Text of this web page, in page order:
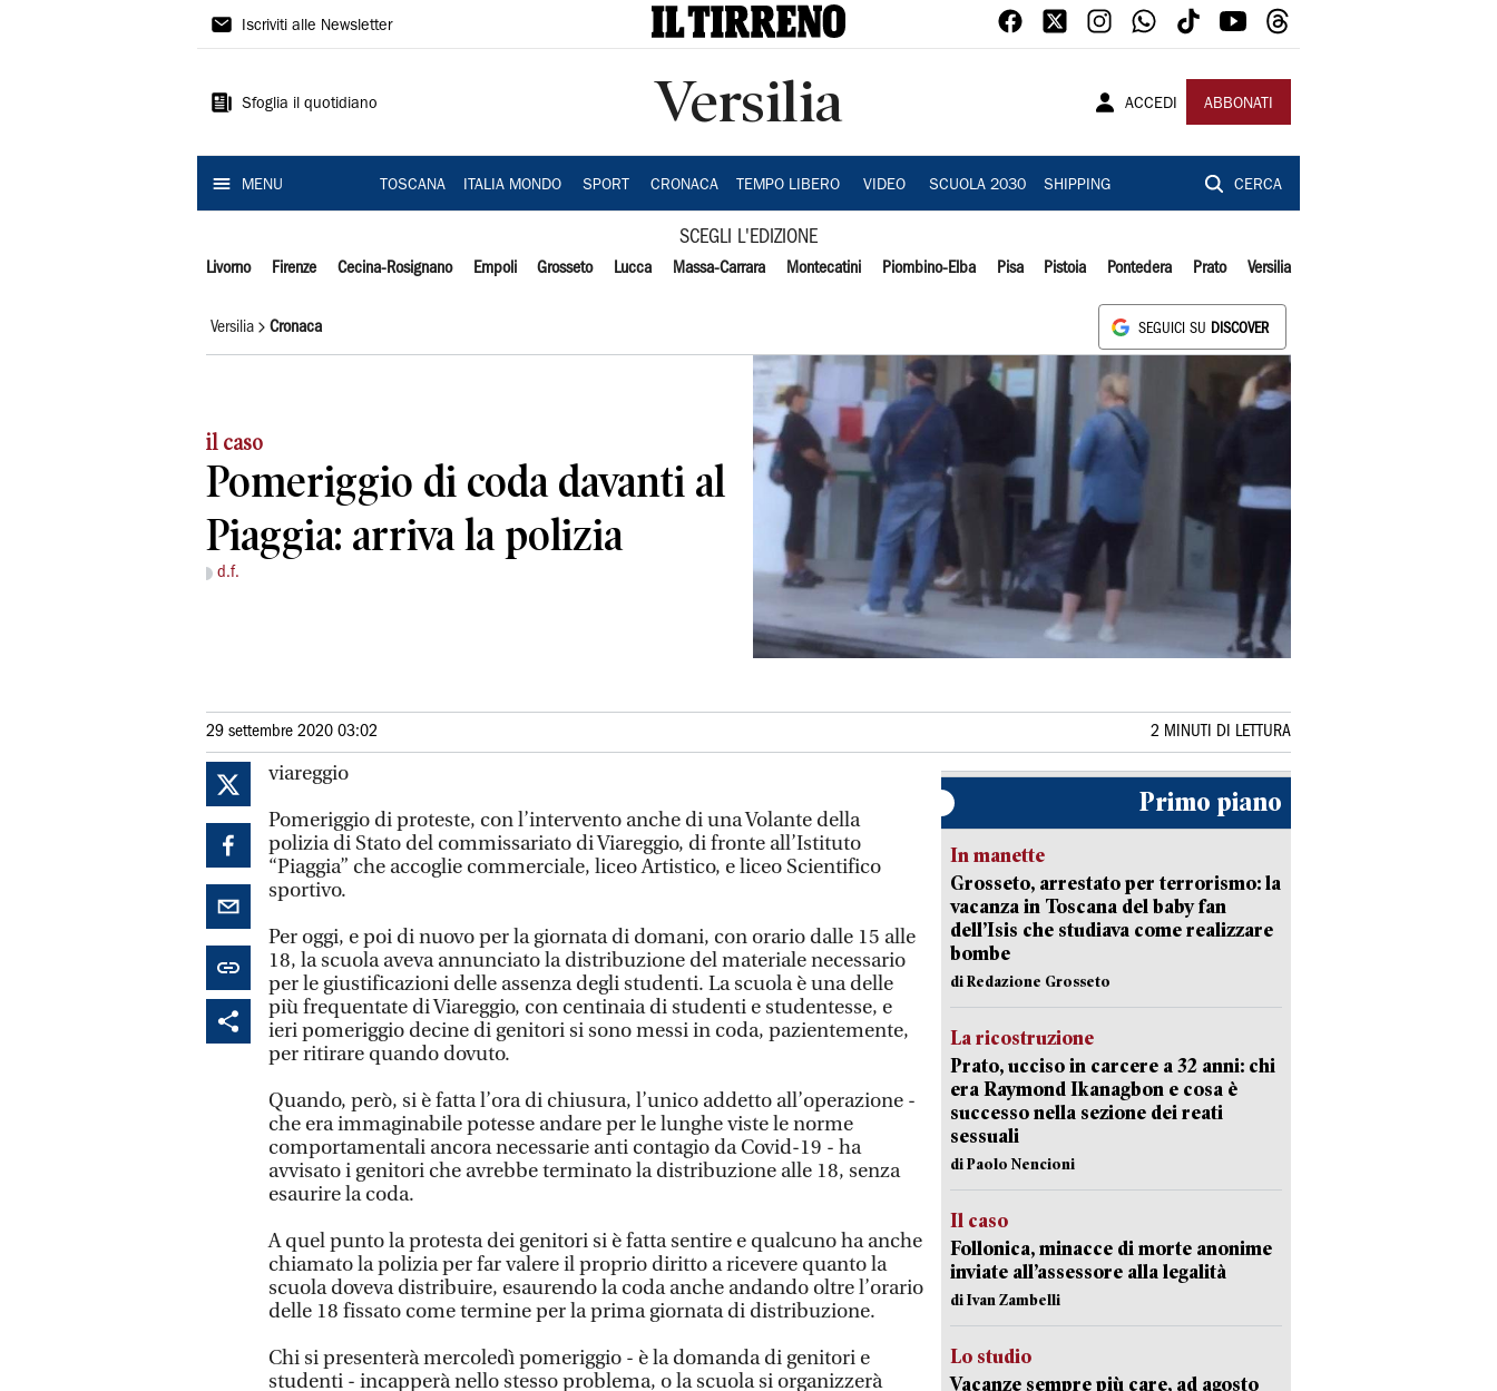
Il
Iscriviti alle Newsletter
Sfoglia il quotidiano Versilia ACCEDI ABBONATI
MENU TOSCANA ITALIA MONDO SPORT CRONACA TEMPO LIBERO VIDEO SCUOLA 2030 SHIPPING CERCA
SCEGLI L'EDIZIONE
Livorno Firenze Cecina-Rosignano Empoli Grosseto Lucca Massa-Carrara Montecatini Piombino-Elba Pisa Pistoia Pontedera Prato Versilia
Versilia Cronaca SEGUICI SU DISCOVER
il caso
Pomeriggio di coda davanti al
Piaggia: arriva la polizia
d.f.
29 settembre 2020 03:02 2 MINUTI DI LETTURA
viareggio
Pomeriggio di proteste, con l’intervento anche di una Volante della
polizia di Stato del commissariato di Viareggio, di fronte all’Istituto
“Piaggia” che accoglie commerciale, liceo Artistico, e liceo Scientifico
sportivo.
Per oggi, e poi di nuovo per la giornata di domani, con orario dalle 15 alle
18, la scuola aveva annunciato la distribuzione del materiale necessario
per le giustificazioni delle assenza degli studenti. La scuola è una delle
più frequentate di Viareggio, con centinaia di studenti e studentesse, e
ieri pomeriggio decine di genitori si sono messi in coda, pazientemente,
per ritirare quando dovuto.
Quando, però, si è fatta l’ora di chiusura, l’unico addetto all’operazione -
che era immaginabile potesse andare per le lunghe viste le norme
comportamentali ancora necessarie anti contagio da Covid-19 - ha
avvisato i genitori che avrebbe terminato la distribuzione alle 18, senza
esaurire la coda.
A quel punto la protesta dei genitori si è fatta sentire e qualcuno ha anche
chiamato la polizia per far valere il proprio diritto a ricevere quanto la
scuola doveva distribuire, esaurendo la coda anche andando oltre l’orario
delle 18 fissato come termine per la prima giornata di distribuzione.
Chi si presenterà mercoledì pomeriggio - è la domanda di genitori e
studenti - incapperà nello stesso problema, o la scuola si organizzerà
Primo piano
In manette
Grosseto, arrestato per terrorismo: la
vacanza in Toscana del baby fan
dell’Isis che studiava come realizzare
bombe
di Redazione Grosseto
La ricostruzione
Prato, ucciso in carcere a 32 anni: chi
era Raymond Ikanagbon e cosa è
successo nella sezione dei reati
sessuali
di Paolo Nencioni
Il caso
Follonica, minacce di morte anonime
inviate all’assessore alla legalità
di Ivan Zambelli
Lo studio
Vacanze sempre più care, ad agosto